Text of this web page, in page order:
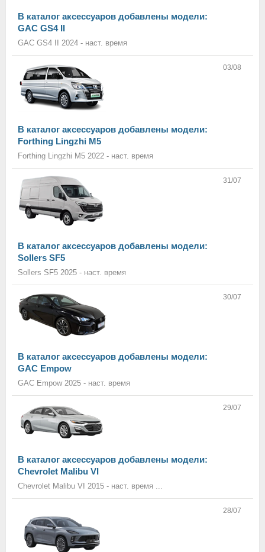
В каталог аксессуаров добавлены модели:
GAC GS4 II
GAC GS4 II 2024 - наст. время
03/08
В каталог аксессуаров добавлены модели:
Forthing Lingzhi M5
Forthing Lingzhi M5 2022 - наст. время
31/07
В каталог аксессуаров добавлены модели:
Sollers SF5
Sollers SF5 2025 - наст. время
30/07
В каталог аксессуаров добавлены модели:
GAC Empow
GAC Empow 2025 - наст. время
29/07
В каталог аксессуаров добавлены модели:
Chevrolet Malibu VI
Chevrolet Malibu VI 2015 - наст. время ...
28/07